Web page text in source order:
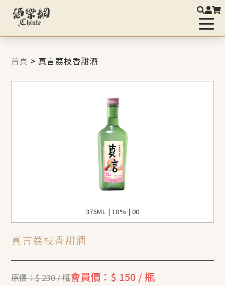
首頁 > 真言荔枝香甜酒
375ML | 10% | 00
真言荔枝香甜酒
原價：$ 230 / 瓶會員價：$ 150 / 瓶